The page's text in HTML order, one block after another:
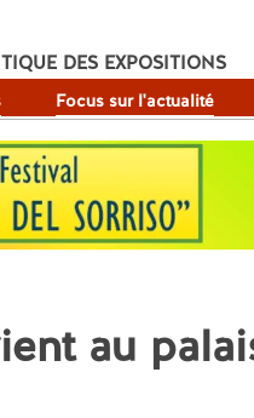
Focus sur l'actualité
DES EXPOSITIONS
au